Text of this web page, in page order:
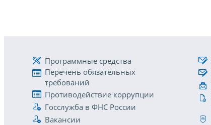
Программные средства
Перечень обязательных
требований
Противодействие коррупции
Госслужба в ФНС России
Вакансии